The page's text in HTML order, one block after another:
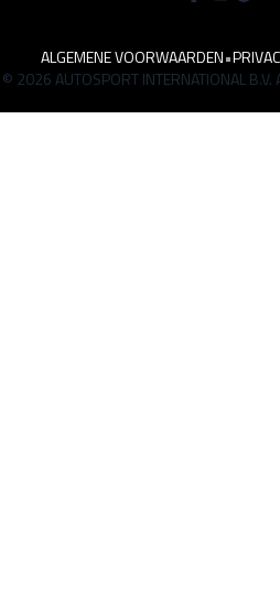
ALGEMENE VOORWAARDEN•
© 2026 AUTOSPORT INTERNATIONAL B.V.